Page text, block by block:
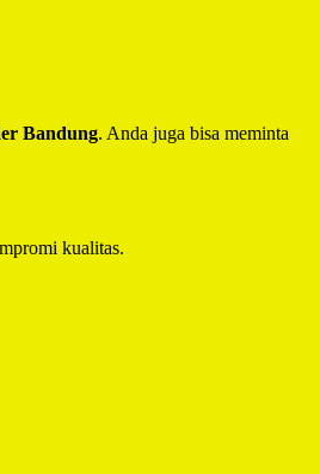
Bandung. Anda juga bisa meminta
kualitas.